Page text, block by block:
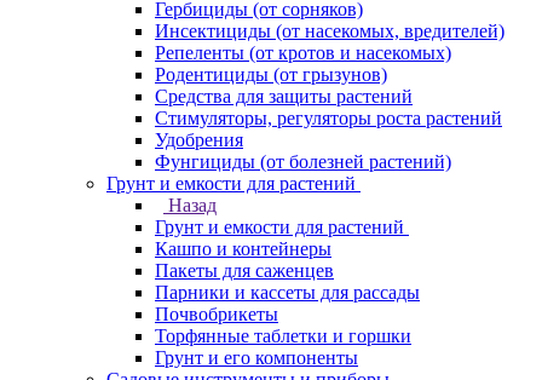
Гербициды (от сорняков)
Инсектициды (от насекомых, вредителей)
Репеленты (от кротов и насекомых)
Родентициды (от грызунов)
Средства для защиты растений
Стимуляторы, регуляторы роста растений
Удобрения
Фунгициды (от болезней растений)
Грунт и емкости для растений
Назад
Грунт и емкости для растений
Кашпо и контейнеры
Пакеты для саженцев
Парники и кассеты для рассады
Почвобрикеты
Торфянные таблетки и горшки
Грунт и его компоненты